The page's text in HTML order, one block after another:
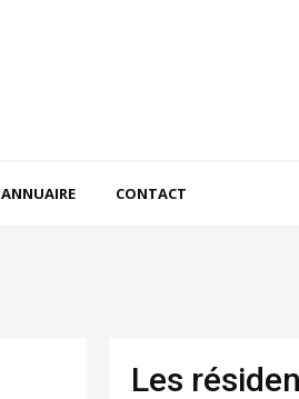
ANNUAIRE CONTACT
Les